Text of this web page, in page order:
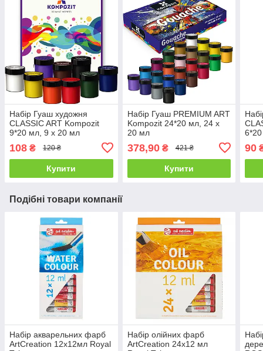
Набір Гуаш художня
CLASSIC ART Kompozit
9*20 мл, 9 х 20 мл
108 ₴ 120 ₴
Купити
Набір Гуаш PREMIUM ART
Kompozit 24*20 мл, 24 х
20 мл
378,90₴ 421 ₴
Купити
90
Подібні товари компанії
Набір акварельних фарб
ArtCreation 12х12мл Royal
Набір олійних фарб
ArtCreation 24х12 мл